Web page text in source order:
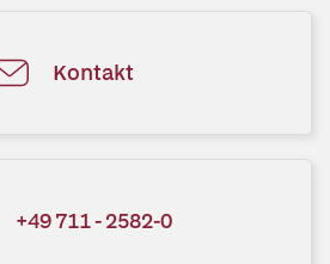
Kontakt
+49 711 - 2582-0